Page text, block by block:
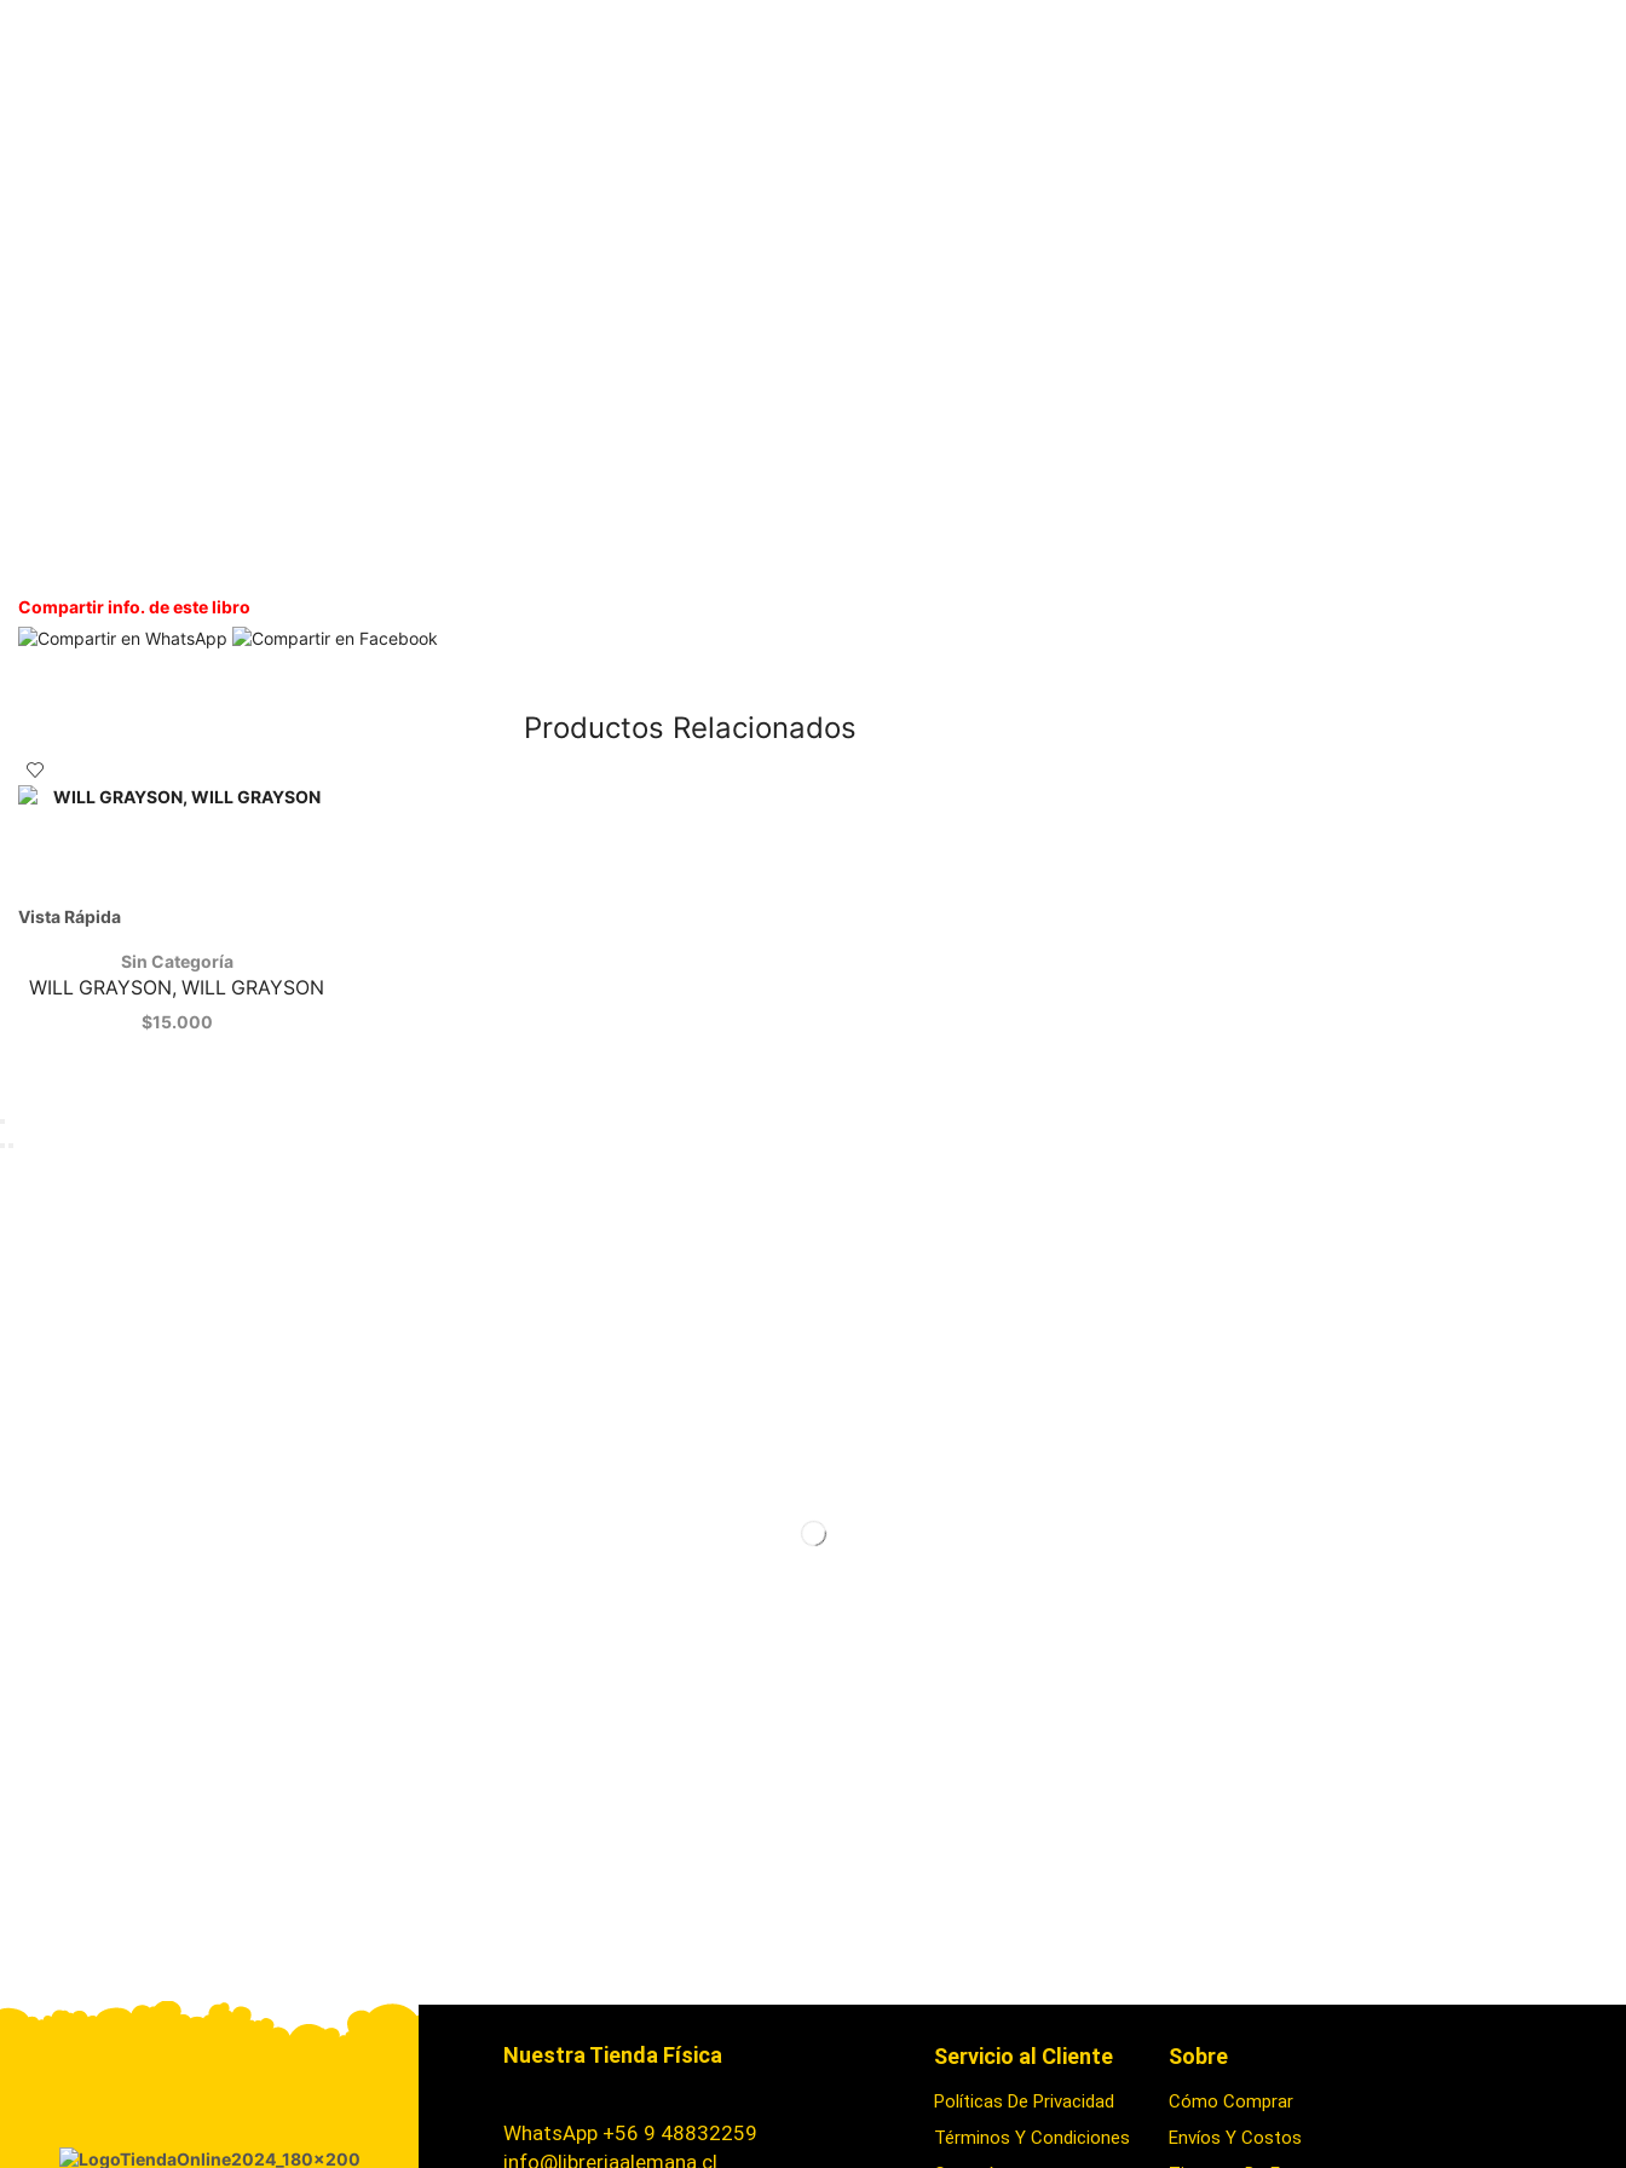
Compartir info. de este libro
Productos Relacionados
Vista Rápida
Sin Categoría
WILL GRAYSON, WILL GRAYSON
$15.000
Nuestra Tienda Física
WhatsApp +56 9 48832259
info@libreriaalemana.cl
Servicio al Cliente
Políticas De Privacidad
Términos Y Condiciones
Sobre
Cómo Comprar
Envíos Y Costos